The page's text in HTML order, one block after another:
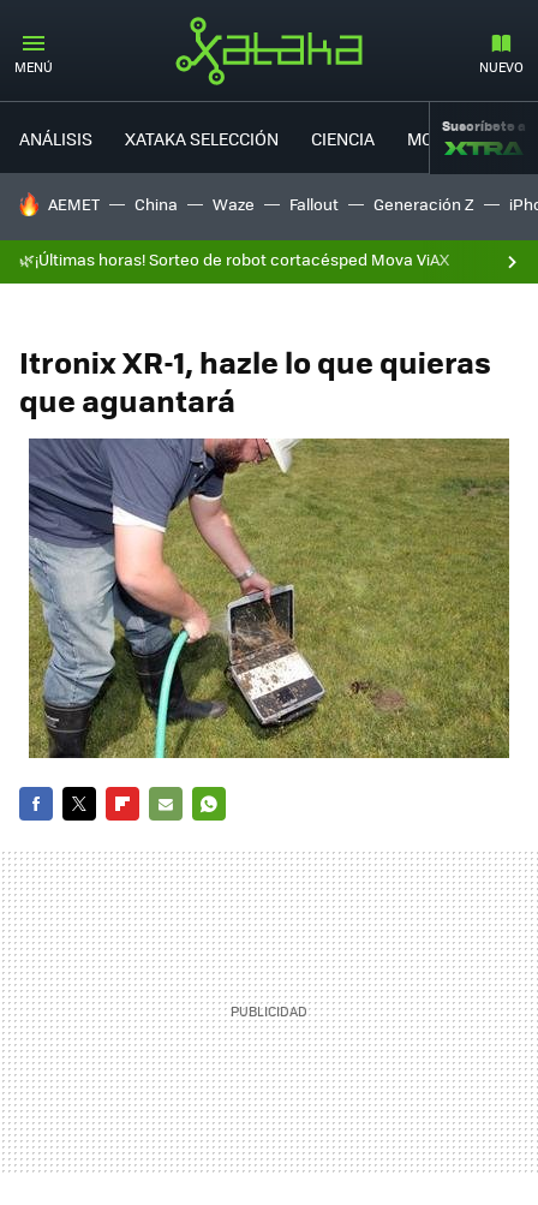
MENÚ NUEVO
ANÁLISIS XATAKA SELECCIÓN CIENCIA MOVILIDAD
Suscríbete a
HOY SE HABLA DE
AEMET China Waze Fallout Generación Z
🌿¡Últimas horas! Sorteo de robot cortacésped Mova ViAX
Itronix XR-1, hazle lo que quieras
que aguantará
MAIL